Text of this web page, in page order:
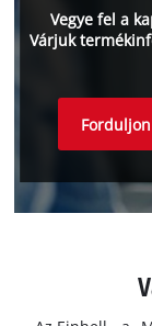
Vegye fel a
Várjuk